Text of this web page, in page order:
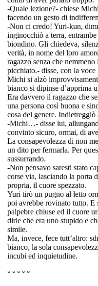
-Quale lezione?- chiese Michi
facendo un gesto di
-Non ci credo! Yuri-kun,
inginocchiò a terra,
biondino. Gli chiedeva,
verità, in nome del loro
ragazzo senza che
picchiato.- disse, con la voce
Michi si alzò
bianco si dipinse d’apprima
Era davvero il ragazzo che
una persona così buona e
cosa del genere. Indietreggiò
-Michi…- disse lui,
convinto sicuro, ormai, di
La consapevolezza di non
un dito per fermarla. Per
sussurrando.
-Non pensavo saresti stato
corse via, lasciando la porta
propria, il cuore spezzato.
Yuri tirò un pugno al letto
poi avrebbe rovinato tutto. E
palpebre chiuse ed il cuore
dirle che era uno stupido e
simile.
Ma, invece, fece tutt’altro:
bianco, la sola
incubi ed inquietudine.
° ° ° ° °